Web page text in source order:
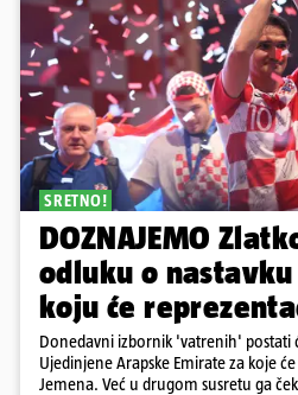
SRETNO!
DOZNAJEMO
odluku o
koju će
Donedavni izbornik 'vatrenih' postati
Ujedinjene Arapske Emirate za koje
Jemena. Već u drugom susretu ga